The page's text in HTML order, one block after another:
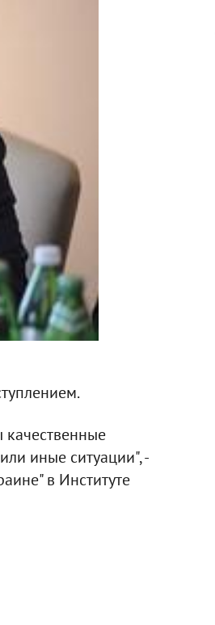
качественные
иные ситуации", -
в Институте